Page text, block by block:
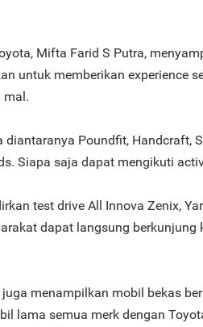
Mifta Farid S Putra,
untuk memberikan experience
mal.
Poundfit, Handcraft,
Siapa saja dapat mengikuti
test drive All Innova Zenix,
dapat langsung berkunjung
menampilkan mobil bekas
lama semua merk dengan